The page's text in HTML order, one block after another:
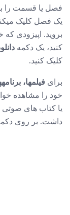
فصل یا قسمت را
بروید. اپیزودی که
کنید، یک دکمه
کلیک کنید.
برای فیلمها،
خود را مشاهده
داشت. بر روی دکمه